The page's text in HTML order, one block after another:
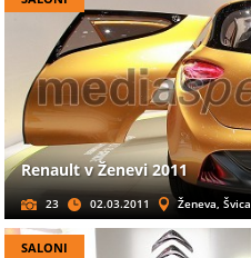
Renault v Ženevi 2011
23 02.03.2011 Ženeva, Švica
SALONI